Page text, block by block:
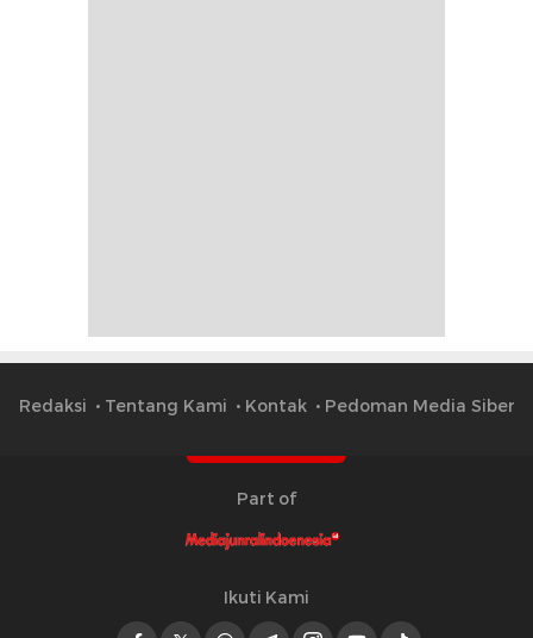
Redaksi Tentang Kami Kontak Pedoman Media Siber
Part of
Ikuti Kami